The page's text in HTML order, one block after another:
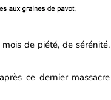
de piété, de sérénité,
ce dernier massacre